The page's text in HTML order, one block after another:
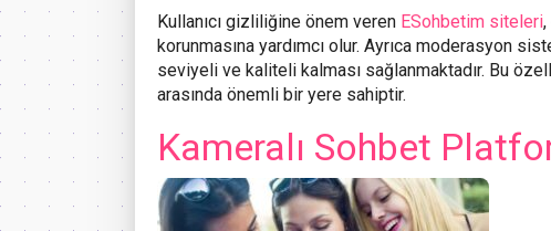
Kullanıcı gizliliğine önem veren ESohbetim siteleri
korunmasına yardımcı olur. Ayrıca moderasyon
seviyeli ve kaliteli kalması sağlanmaktadır. Bu
arasında önemli bir yere sahiptir.
Kameralı Sohbet